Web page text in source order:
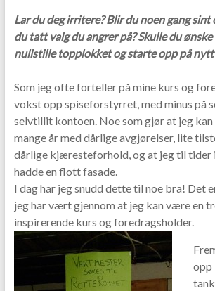
e
b
o
o
k
itt
er
Lar du deg irritere? Blir du noen gang sint
du tatt valg du angrer på? Skulle du
nullstille topplokket og starte opp på
Som jeg ofte forteller på mine kurs og
vokst opp spiseforstyrret, med minus på
selvtillit kontoen. Noe som gjør at jeg
mange år med dårlige avgjørelser, lite
dårlige kjæresteforhold, og at jeg til tider
hadde en flott fasade.
I dag har jeg snudd dette til noe bra! Det
jeg har vært gjennom at jeg kan være en
inspirerende kurs og foredragsholder.
opp